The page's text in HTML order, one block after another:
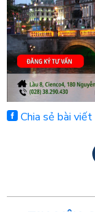
Chia sẻ bài viết